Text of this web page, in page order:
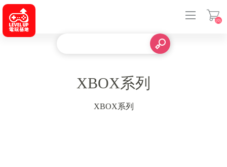
(0)
XBOX系列
XBOX系列